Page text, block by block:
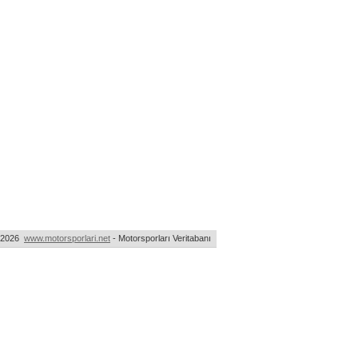
www.motorsporlari.net - Motorsporları Veritabanı